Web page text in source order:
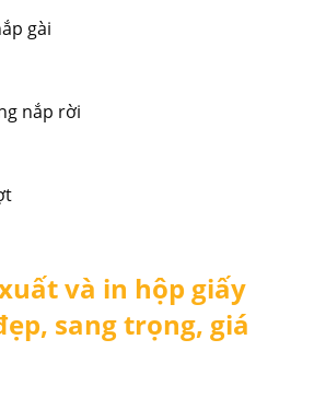
gài
nắp rời
và in hộp giấy
sang trọng, giá